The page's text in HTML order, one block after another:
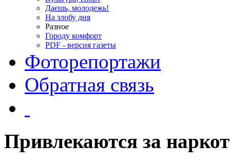
Даешь, молодежь!
На злобу дня
Разное
Городу комфорт
PDF - версия газеты
Фоторепортажи
Обратная связь
Привлекаются за